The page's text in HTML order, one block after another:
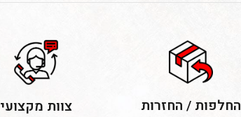
החלפות / החזרות
צוות מקצועי